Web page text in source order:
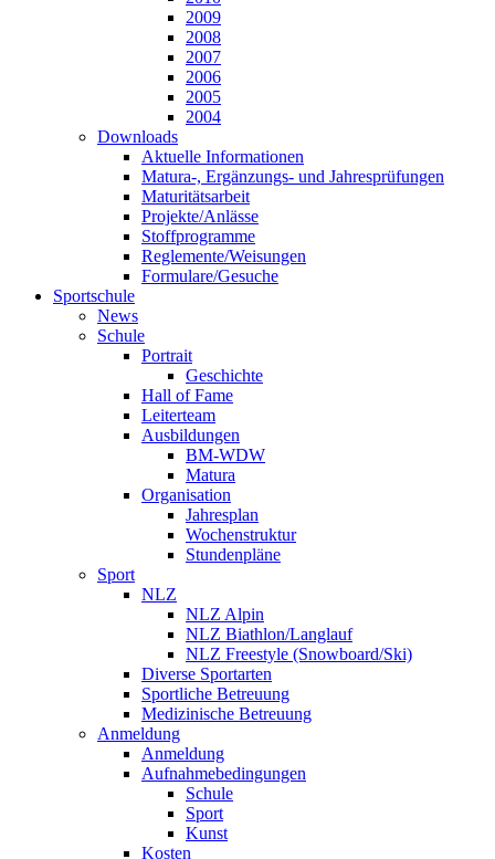
2009
2008
2007
2006
2005
2004
Downloads
Aktuelle Informationen
Matura-, Ergänzungs- und Jahresprüfungen
Maturitätsarbeit
Projekte/Anlässe
Stoffprogramme
Reglemente/Weisungen
Formulare/Gesuche
Sportschule
News
Schule
Portrait
Geschichte
Hall of Fame
Leiterteam
Ausbildungen
BM-WDW
Matura
Organisation
Jahresplan
Wochenstruktur
Stundenpläne
Sport
NLZ
NLZ Alpin
NLZ Biathlon/Langlauf
NLZ Freestyle (Snowboard/Ski)
Diverse Sportarten
Sportliche Betreuung
Medizinische Betreuung
Anmeldung
Anmeldung
Aufnahmebedingungen
Schule
Sport
Kunst
Kosten